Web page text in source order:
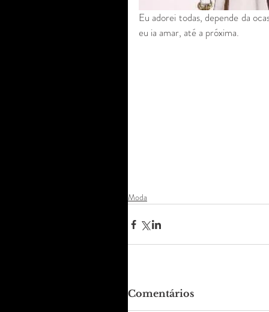
Eu adorei todas, depende da
eu ia amar, até a próxima.
Moda
Comentários